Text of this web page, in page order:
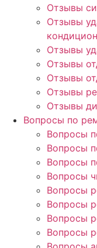
Отзывы
Отзывы
Отзывы
Отзывы
Отзывы
Отзывы
Отзывы
Вопросы по
Вопросы
Вопросы
Вопросы
Вопросы
Вопросы
Вопросы
Вопросы
Вопросы